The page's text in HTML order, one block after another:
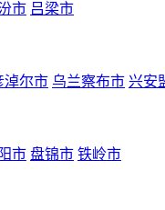
市 吕梁市
淖尔市 乌兰察布市 兴安
市 盘锦市 铁岭市